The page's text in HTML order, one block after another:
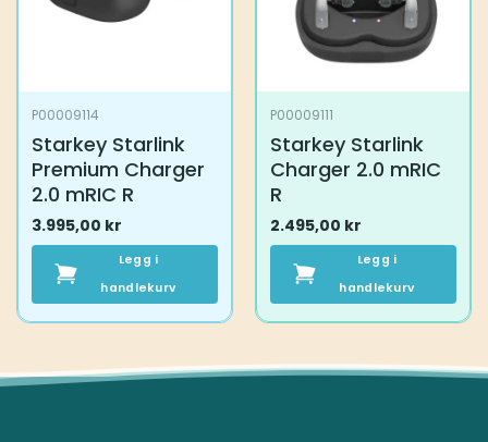
P00009114
Starkey Starlink
Premium Charger
2.0 mRIC R
3.995,00 kr
Legg i
handlekurv
P00009111
Starkey Starlink
Charger 2.0 mRIC
R
2.495,00 kr
Legg i
handlekurv